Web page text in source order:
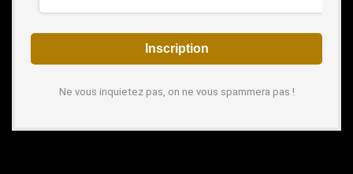
Ne vous inquietez pas, on ne vous spammera pas !